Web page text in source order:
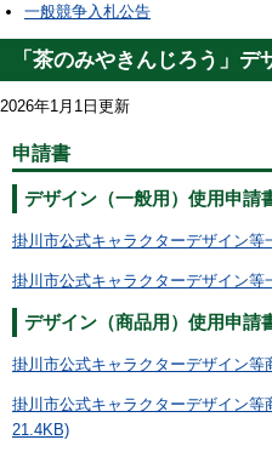
一般競争入札公告
「茶のみやきんじろう」
2026年1月1日更新
申請書
デザイン（一般用）使用申請
掛川市公式キャラクターデザイン
掛川市公式キャラクターデザイン
デザイン（商品用）使用申請
掛川市公式キャラクターデザイン
掛川市公式キャラクターデザイン等
21.4KB)